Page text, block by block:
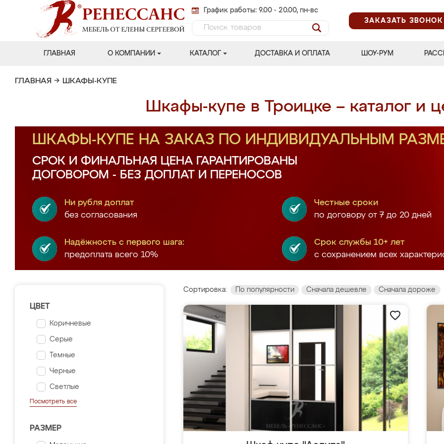
График работы: 9.00 - 20.00, пн-вс
ЗАКАЗАТЬ ЗВОНОК
ГЛАВНАЯ О КОМПАНИИ КАТАЛОГ ДОСТАВКА И ОПЛАТА ШОУ-РУМ
ГЛАВНАЯ → ШКАФЫ-КУПЕ
Шкафы-купе в Троицке – каталог и
ШКАФЫ-КУПЕ НА ЗАКАЗ ПО ИНДИВИДУАЛЬНЫМ
СРОК И ФИНАЛЬНАЯ ЦЕНА ГАРАНТИРОВАНЫ
ДОГОВОРОМ - БЕЗ ДОПЛАТ И ПЕРЕНОСОВ
Ни рубля доплат
без согласования
Честные сроки
по договору от 7 до 20 дней
Надёжность с первого шага:
предоплата всего 10%
Срок службы 10+ лет
с сохранением всех
ЦВЕТ
Коричневые
Серые
Темные
Черные
Светлые
Посмотреть все
РАЗМЕР
Сортировка: По популярности Сначала дешевле Сначала дороже